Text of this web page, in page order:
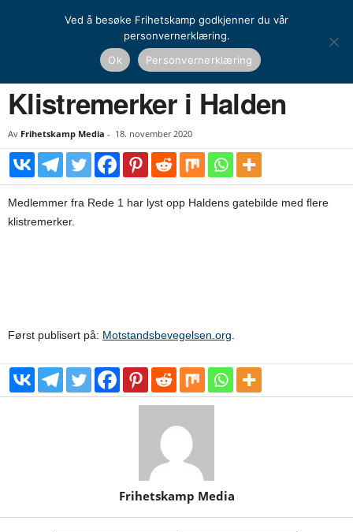
Klistremerker i Halden
Klistremerker i Halden
Av Frihetskamp Media - 18. november 2020
Medlemmer fra Rede 1 har lyst opp Haldens gatebilde med flere
klistremerker.
Først publisert på: Motstandsbevegelsen.org
Frihetskamp Media
Ved å besøke Frihetskamp godkjenner du vår
personvernerklæring.
Ok
Personvernerklæring